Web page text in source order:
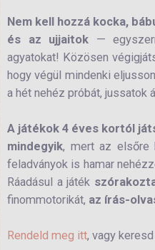
Nem kell hozzá kocka,
és az ujjaitok —
agyatokat! Közösen
hogy végül mindenki
a hét nehéz próbát, jussatok
A játékok 4 éves kortól
mindegyik, mert az elsőre
feladványok is hamar
Ráadásul a játék
finommotorikát, az írás-
Rendeld meg itt, vagy keresd